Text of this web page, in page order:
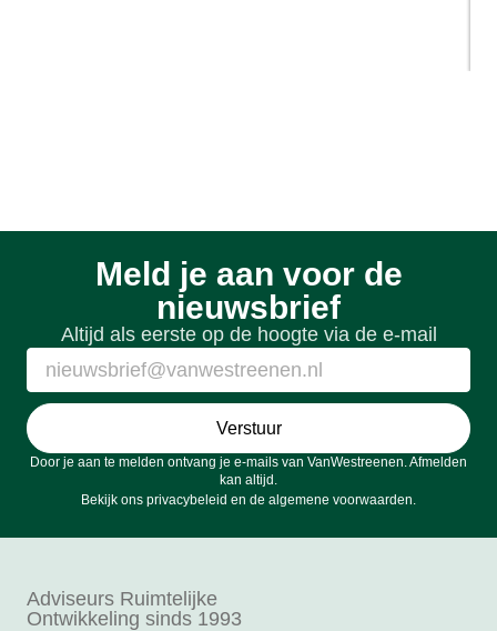
Meld je aan voor de
nieuwsbrief
Altijd als eerste op de hoogte via de e-mail
Verstuur
Door je aan te melden ontvang je e-mails van VanWestreenen. Afmelden
kan altijd.
Bekijk ons privacybeleid en de algemene voorwaarden
Adviseurs Ruimtelijke
Ontwikkeling sinds 1993